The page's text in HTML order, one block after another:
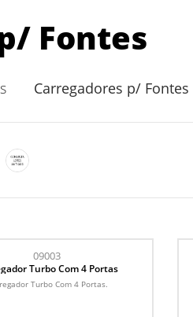
Fontes
Carregadores p/ Fontes
09003
Turbo Com 4 Portas
Turbo Com 4 Portas.